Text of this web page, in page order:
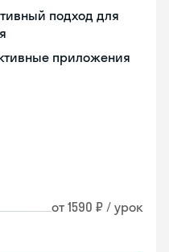
подход для
приложения
от 1590 ₽ / урок